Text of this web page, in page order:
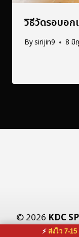
วิธีวัดรอบอก
Bysirijin9 8 มิ
© 2026 KDC
⚡ ส่งไว 7-